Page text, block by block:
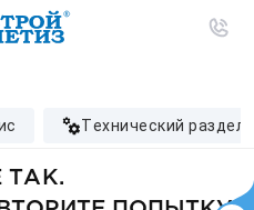
технический раздел
ТАК.